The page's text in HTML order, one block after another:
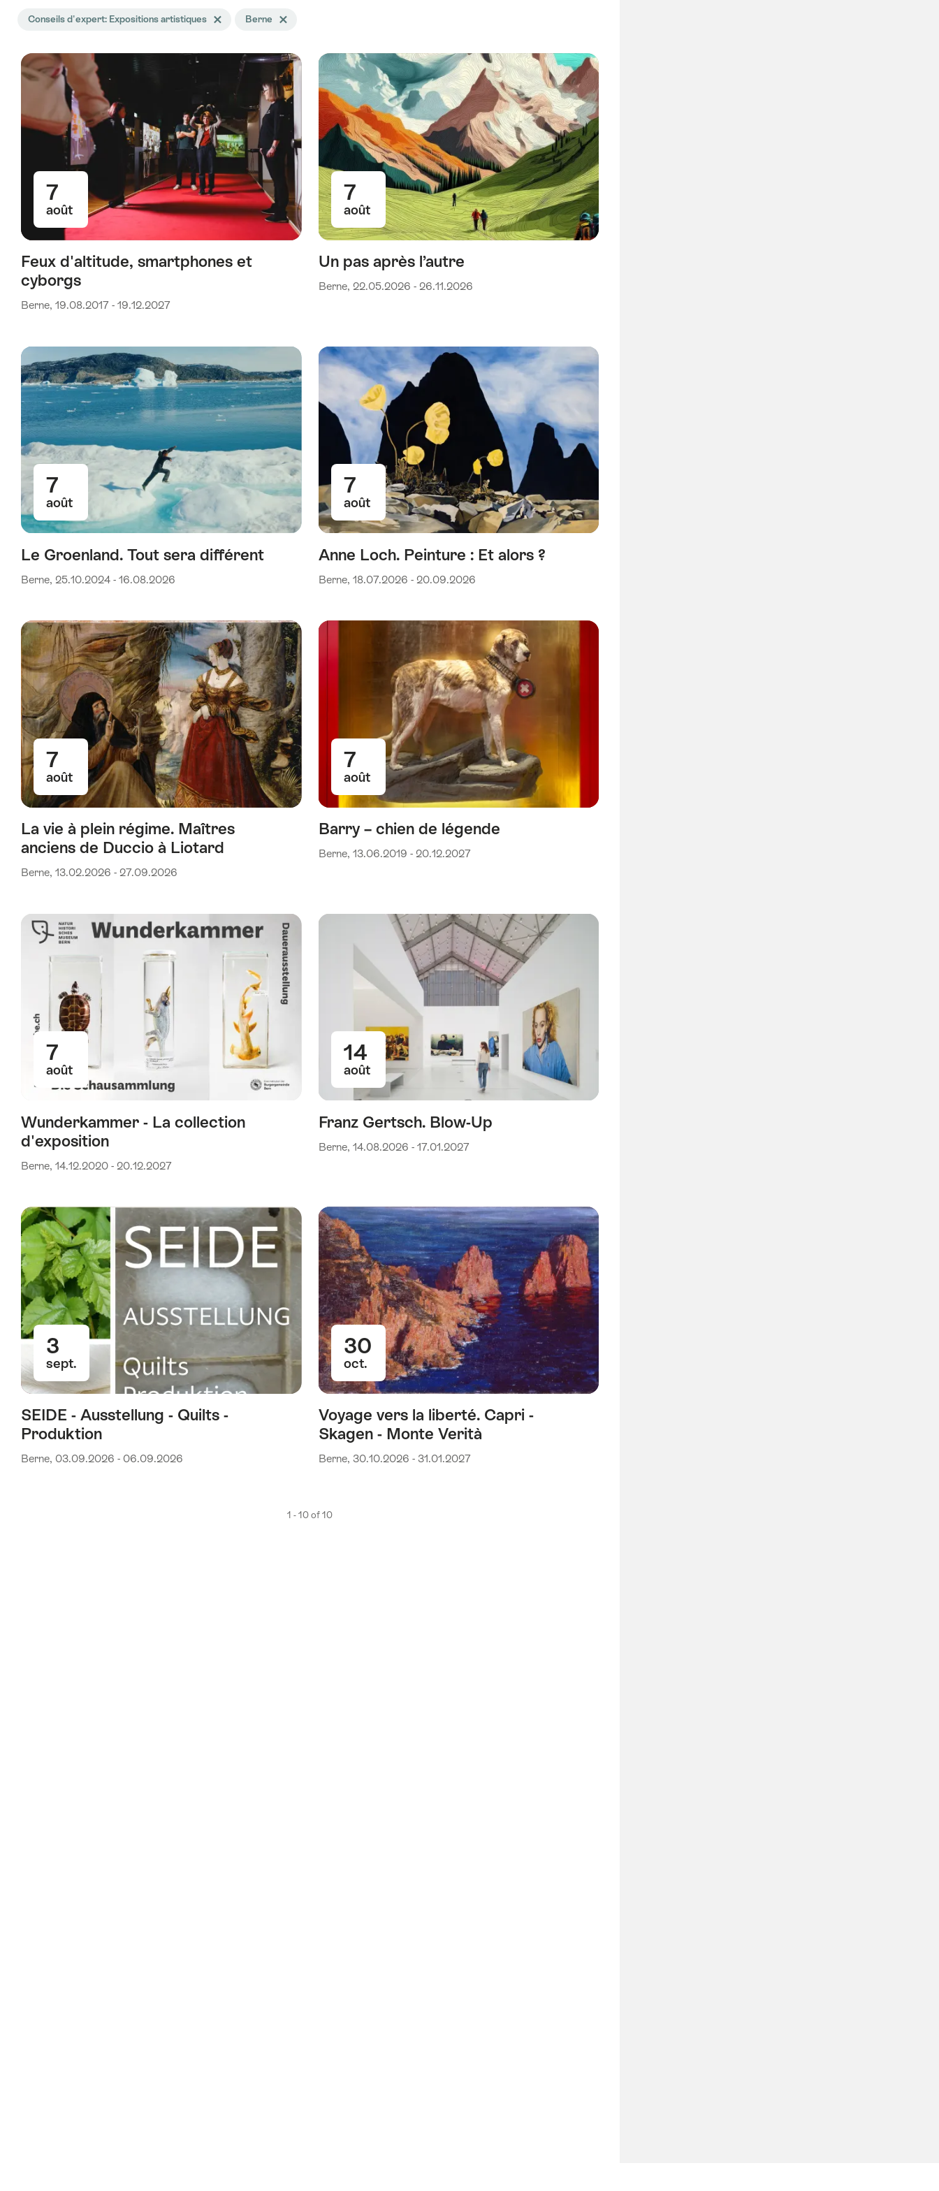
La
a
été
filtrée
les
Conseils d'expert: Expositions artistiquesEffacer le tag Conseils d'expert
BerneEffacer le tag Berne
7
août
Feux d'altitude, smartphones et
cyborgs
Berne, 19.08.2017 - 19.12.2027
7
août
Un pas après l’autre
Berne, 22.05.2026 - 26.11.2026
7
août
Le Groenland. Tout sera différent
Berne, 25.10.2024 - 16.08.2026
7
août
Anne Loch. Peinture : Et alors ?
Berne, 18.07.2026 - 20.09.2026
7
août
La vie à plein régime. Maîtres
anciens de Duccio à Liotard
Berne, 13.02.2026 - 27.09.2026
7
août
Barry – chien de légende
Berne, 13.06.2019 - 20.12.2027
7
août
Wunderkammer - La collection
d'exposition
Berne, 14.12.2020 - 20.12.2027
14
août
Franz Gertsch. Blow-Up
Berne, 14.08.2026 - 17.01.2027
3
sept.
SEIDE - Ausstellung - Quilts -
Produktion
Berne, 03.09.2026 - 06.09.2026
30
oct.
Voyage vers la liberté. Capri -
Skagen - Monte Verità
Berne, 30.10.2026 - 31.01.2027
1 - 10 of 10